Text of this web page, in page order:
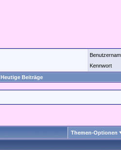
Kennwort
Heutige Beiträge
Themen-Optionen